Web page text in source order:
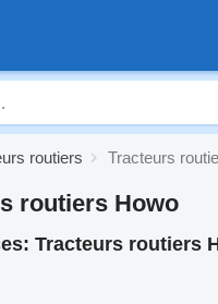
routiers Tracteurs
routiers Howo
Tracteurs routiers